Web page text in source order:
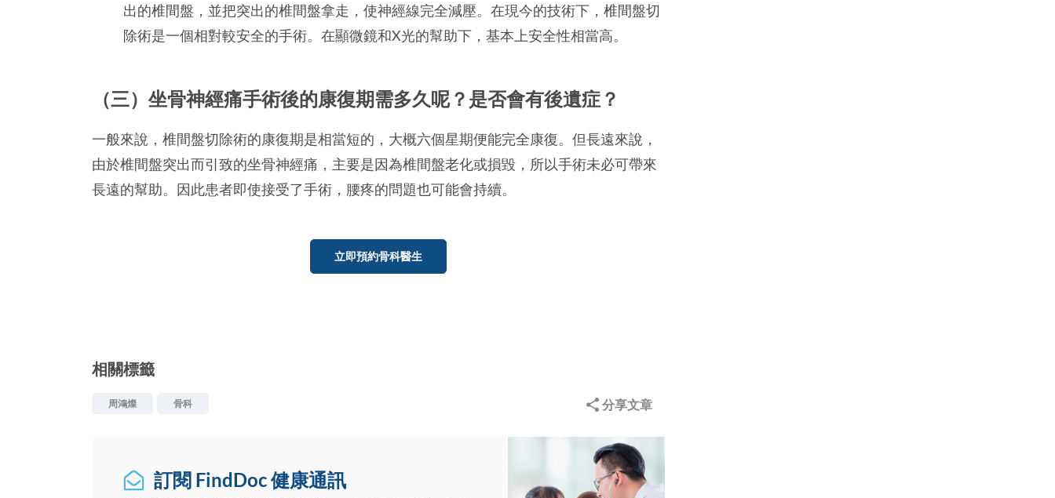
出的椎間盤，並把突出的椎間盤拿走，使神經線完全減壓。在現今的技術下，椎間盤切
除術是一個相對較安全的手術。在顯微鏡和X光的幫助下，基本上安全性相當高。
（三）坐骨神經痛手術後的康復期需多久呢？是否會有後遺症？
一般來說，椎間盤切除術的康復期是相當短的，大概六個星期便能完全康復。但長遠來說，
由於椎間盤突出而引致的坐骨神經痛，主要是因為椎間盤老化或損毀，所以手術未必可帶來
長遠的幫助。因此患者即使接受了手術，腰疼的問題也可能會持續。
立即預約骨科醫生
相關標籤
周鴻燦 骨科 分享文章
訂閱 FindDoc 健康通訊